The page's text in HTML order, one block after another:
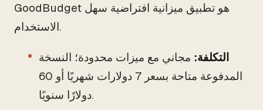
GoodBudget هو تطبيق ميزانية افتراضية سهل
الاستخدام.
التكلفة: مجاني مع ميزات محدودة؛ النسخة
المدفوعة متاحة بسعر 7 دولارات شهريًا أو 60
دولارًا سنويًا.